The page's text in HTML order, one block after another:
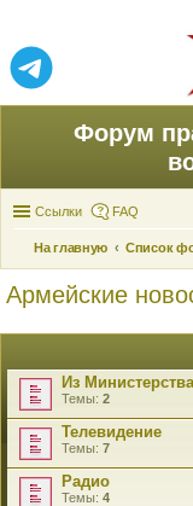
Форум
Ссылки FAQ
На главную Список
Армейские
Из
Темы: 2
Телевидение
Темы: 7
Радио
Темы: 4